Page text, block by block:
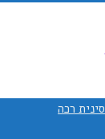
רכה